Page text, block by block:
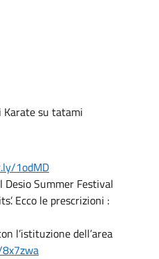
Karate su tatami
1odMD
Summer Festival
Ecco le prescrizioni :
l’istituzione dell’area